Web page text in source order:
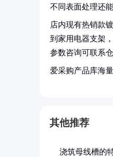
不同表面处理还
店内现有热销款
到家用电器支架
参数咨询可联系仓
爱采购产品库海
其他推荐
浇筑母线槽的